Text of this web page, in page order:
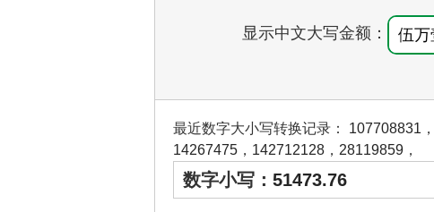
显示中文大写金额：
最近数字大小写转换记录： 107708831 ，
14267475 ， 142712128 ， 28119859 ，
数字小写： 51473.76